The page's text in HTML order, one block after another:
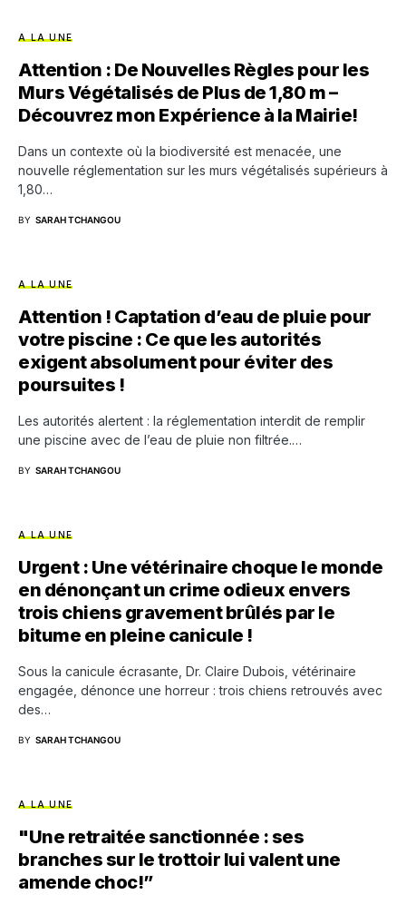
A LA UNE
Attention : De Nouvelles Règles pour les
Murs Végétalisés de Plus de 1,80 m –
Découvrez mon Expérience à la Mairie!
Dans un contexte où la biodiversité est menacée, une
nouvelle réglementation sur les murs végétalisés supérieurs à
1,80…
BY SARAH TCHANGOU
A LA UNE
Attention ! Captation d’eau de pluie pour
votre piscine : Ce que les autorités
exigent absolument pour éviter des
poursuites !
Les autorités alertent : la réglementation interdit de remplir
une piscine avec de l’eau de pluie non filtrée.…
BY SARAH TCHANGOU
A LA UNE
Urgent : Une vétérinaire choque le monde
en dénonçant un crime odieux envers
trois chiens gravement brûlés par le
bitume en pleine canicule !
Sous la canicule écrasante, Dr. Claire Dubois, vétérinaire
engagée, dénonce une horreur : trois chiens retrouvés avec
des…
BY SARAH TCHANGOU
A LA UNE
"Une retraitée sanctionnée : ses
branches sur le trottoir lui valent une
amende choc!”